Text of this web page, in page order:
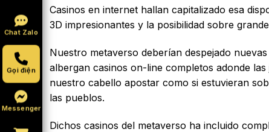
Casinos en internet hallan capitalizado esa
3D impresionantes y la posibilidad sobre
Nuestro metaverso deberían despejado
albergan casinos on-line completos adonde
nuestro cabello apostar como si estuvieran
las pueblos.
Dichos casinos del metaverso ha incluido
Chat Zalo
Gọi điện
Messenger